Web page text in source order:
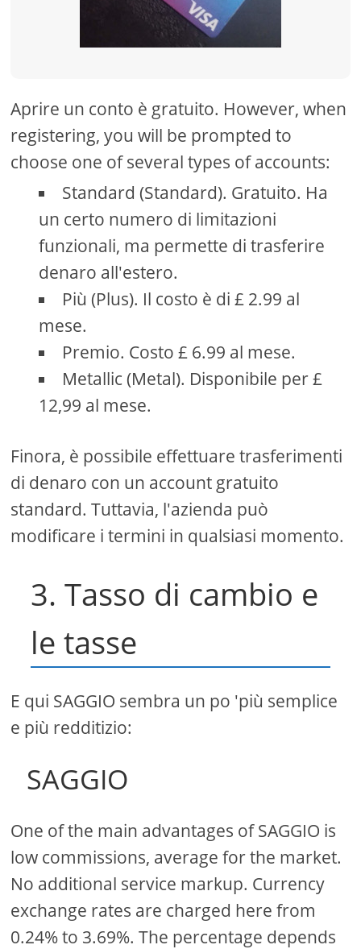
Aprire un conto è gratuito. However, when
registering, you will be prompted to
choose one of several types of accounts:
Standard (Standard). Gratuito. Ha
un certo numero di limitazioni
funzionali, ma permette di trasferire
denaro all'estero.
Più (Plus). Il costo è di £ 2.99 al
mese.
Premio. Costo £ 6.99 al mese.
Metallic (Metal). Disponibile per £
12,99 al mese.
Finora, è possibile effettuare trasferimenti
di denaro con un account gratuito
standard. Tuttavia, l'azienda può
modificare i termini in qualsiasi momento.
3. Tasso di cambio e
le tasse
E qui SAGGIO sembra un po 'più semplice
e più redditizio:
SAGGIO
One of the main advantages of SAGGIO is
low commissions, average for the market.
No additional service markup. Currency
exchange rates are charged here from
0.24% to 3.69%. The percentage depends